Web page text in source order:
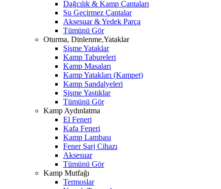
Dağcılık & Kamp Çantaları
Su Geçirmez Çantalar
Aksesuar & Yedek Parça
Tümünü Gör
Oturma, Dinlenme,Yataklar
Şişme Yataklar
Kamp Tabureleri
Kamp Masaları
Kamp Yatakları (Kampet)
Kamp Sandalyeleri
Şişme Yastıklar
Tümünü Gör
Kamp Aydınlatma
El Feneri
Kafa Feneri
Kamp Lambası
Fener Şarj Cihazı
Aksesuar
Tümünü Gör
Kamp Mutfağı
Termoslar